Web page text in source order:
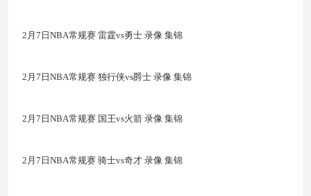
2月7日NBA常规赛 雷霆vs勇士 录像 集锦
2月7日NBA常规赛 独行侠vs爵士 录像 集锦
2月7日NBA常规赛 国王vs火箭 录像 集锦
2月7日NBA常规赛 骑士vs奇才 录像 集锦